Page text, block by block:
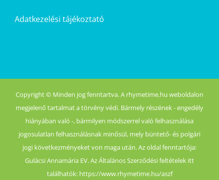
Adatkezelési tájékoztató
Copyright © Minden jog fenntartva. A rhymetime.hu weboldalon
megjelenő tartalmat a törvény védi. Bármely részének - engedély
hiányában való -, bármilyen módszerrel való felhasználása
jogosulatlan felhasználásnak minősül, mely büntető- és polgári
jogi következményeket von maga után. Az oldal fenntartója:
Gulácsi Annamária EV. Az Általános Szerződési feltételek itt
találhatók: https://www.rhymetime.hu/aszf